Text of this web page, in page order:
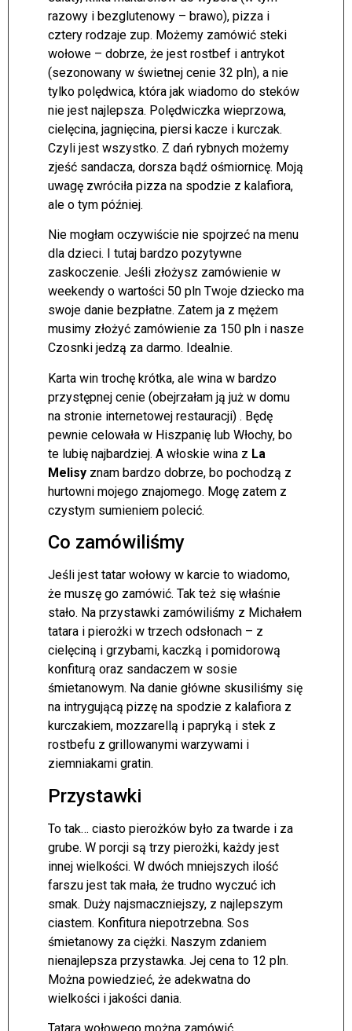
razowy i bezglutenowy – brawo), pizza i
cztery rodzaje zup. Możemy zamówić steki
wołowe – dobrze, że jest rostbef i antrykot
(sezonowany w świetnej cenie 32 pln), a nie
tylko polędwica, która jak wiadomo do steków
nie jest najlepsza. Polędwiczka wieprzowa,
cielęcina, jagnięcina, piersi kacze i kurczak.
Czyli jest wszystko. Z dań rybnych możemy
zjeść sandacza, dorsza bądź ośmiornicę. Moją
uwagę zwróciła pizza na spodzie z kalafiora,
ale o tym później.
Nie mogłam oczywiście nie spojrzeć na menu
dla dzieci. I tutaj bardzo pozytywne
zaskoczenie. Jeśli złożysz zamówienie w
weekendy o wartości 50 pln Twoje dziecko ma
swoje danie bezpłatne. Zatem ja z mężem
musimy złożyć zamówienie za 150 pln i nasze
Czosnki jedzą za darmo. Idealnie.
Karta win trochę krótka, ale wina w bardzo
przystępnej cenie (obejrzałam ją już w domu
na stronie internetowej restauracji) . Będę
pewnie celowała w Hiszpanię lub Włochy, bo
te lubię najbardziej. A włoskie wina z La
Melisy znam bardzo dobrze, bo pochodzą z
hurtowni mojego znajomego. Mogę zatem z
czystym sumieniem polecić.
Co zamówiliśmy
Jeśli jest tatar wołowy w karcie to wiadomo,
że muszę go zamówić. Tak też się właśnie
stało. Na przystawki zamówiliśmy z Michałem
tatara i pierożki w trzech odsłonach – z
cielęciną i grzybami, kaczką i pomidorową
konfiturą oraz sandaczem w sosie
śmietanowym. Na danie główne skusiliśmy się
na intrygującą pizzę na spodzie z kalafiora z
kurczakiem, mozzarellą i papryką i stek z
rostbefu z grillowanymi warzywami i
ziemniakami gratin.
Przystawki
To tak… ciasto pierożków było za twarde i za
grube. W porcji są trzy pierożki, każdy jest
innej wielkości. W dwóch mniejszych ilość
farszu jest tak mała, że trudno wyczuć ich
smak. Duży najsmaczniejszy, z najlepszym
ciastem. Konfitura niepotrzebna. Sos
śmietanowy za ciężki. Naszym zdaniem
nienajlepsza przystawka. Jej cena to 12 pln.
Można powiedzieć, że adekwatna do
wielkości i jakości dania.